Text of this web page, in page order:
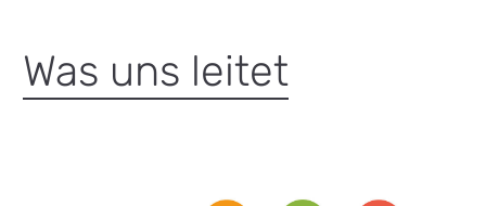
Was uns leitet